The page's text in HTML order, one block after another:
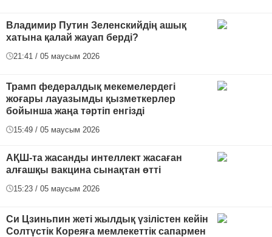
Владимир Путин Зеленскийдің ашық
хатына қалай жауап берді?
21:41 / 05 маусым 2026
Трамп федералдық мекемелердегі
жоғары лауазымды қызметкерлер
бойынша жаңа тәртіп енгізді
15:49 / 05 маусым 2026
АҚШ-та жасанды интеллект жасаған
алғашқы вакцина сынақтан өтті
15:23 / 05 маусым 2026
Си Цзиньпин жеті жылдық үзілістен кейін
Солтүстік Кореяға мемлекеттік сапармен